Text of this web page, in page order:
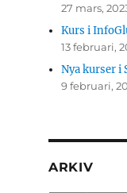
27 mars,
Kurs i
13 februari,
Nya kurser i
9 februari,
ARKIV